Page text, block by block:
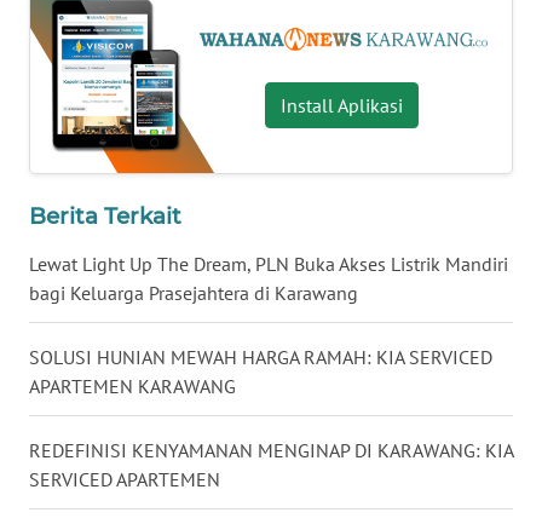
Install Aplikasi
Berita Terkait
Lewat Light Up The Dream, PLN Buka Akses Listrik Mandiri
bagi Keluarga Prasejahtera di Karawang
SOLUSI HUNIAN MEWAH HARGA RAMAH: KIA SERVICED
APARTEMEN KARAWANG
REDEFINISI KENYAMANAN MENGINAP DI KARAWANG: KIA
SERVICED APARTEMEN
LABUHANBATU
WN
TAPANULI
TENGAH
SERDANG
WN
TEBING
WN
PAKPAK
WN
KARAWANG